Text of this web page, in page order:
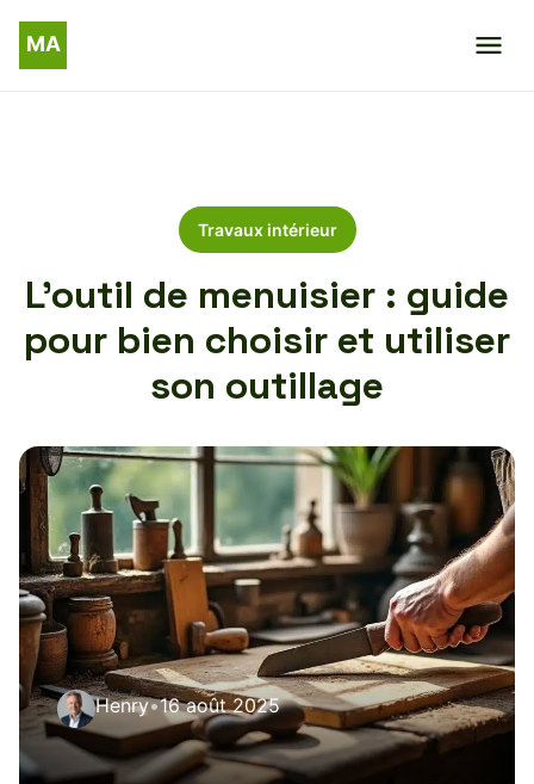
Travaux intérieur
L’outil de menuisier : guide
pour bien choisir et utiliser
son outillage
Henry•16 août 2025